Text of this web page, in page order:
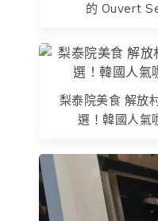
的 Ouvert
梨泰院美食 解放
選！韓國人氣